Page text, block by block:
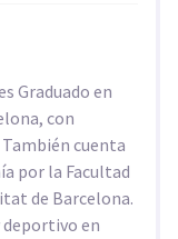
Graduado en
con
cuenta
por la Facultad
de Barcelona.
deportivo en